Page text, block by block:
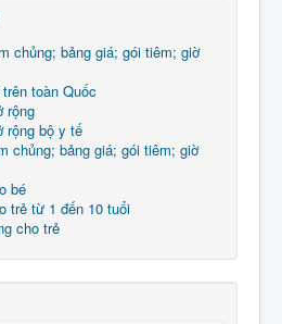
chủng; bảng giá; gói tiêm; giờ
toàn Quốc
rộng
rộng bộ y tế
chủng; bảng giá; gói tiêm; giờ
bé
trẻ từ 1 đến 10 tuổi
cho trẻ